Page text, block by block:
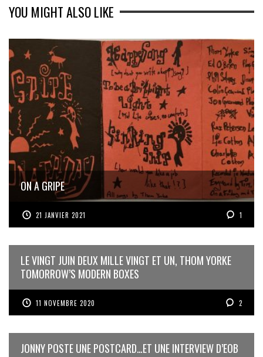
YOU MIGHT ALSO LIKE
ON A GRIPE
21 JANVIER 2021 1
LE VINGT JUIN DEUX MILLE VINGT ET UN, THOM YORKE
TOMORROW’S MODERN BOXES
11 NOVEMBRE 2020 2
JONNY POSTE UNE POSTCARD…ET UNE INTERVIEW D’EOB